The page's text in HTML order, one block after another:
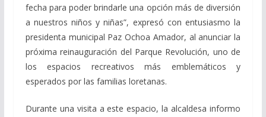
fecha para poder brindarle una opción más de diversión
a nuestros niños y niñas”, expresó con entusiasmo la
presidenta municipal Paz Ochoa Amador, al anunciar la
próxima reinauguración del Parque Revolución, uno de
los espacios recreativos más emblemáticos y
esperados por las familias loretanas.
Durante una visita a este espacio, la alcaldesa informo